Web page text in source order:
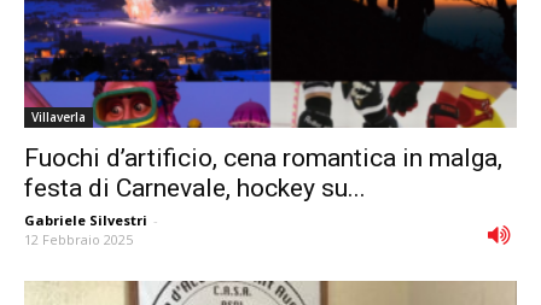
Villaverla
Fuochi d’artificio, cena romantica in malga,
festa di Carnevale, hockey su...
Gabriele Silvestri -
12 Febbraio 2025